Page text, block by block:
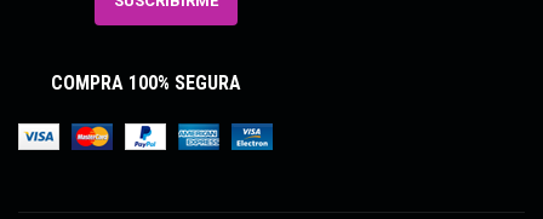
COMPRA 100% SEGURA